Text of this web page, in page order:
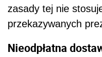
zasady tej nie
przekazywanych
Nieodpłatna